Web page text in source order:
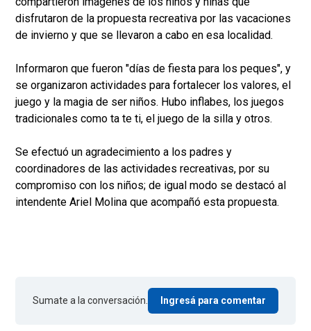
disfrutaron de la propuesta recreativa por las vacaciones
de invierno y que se llevaron a cabo en esa localidad.
Informaron que fueron "días de fiesta para los peques", y
se organizaron actividades para fortalecer los valores, el
juego y la magia de ser niños. Hubo inflabes, los juegos
tradicionales como ta te ti, el juego de la silla y otros.
Se efectuó un agradecimiento a los padres y
coordinadores de las actividades recreativas, por su
compromiso con los niños; de igual modo se destacó al
intendente Ariel Molina que acompañó esta propuesta.
Sumate a la conversación. Ingresá para comentar